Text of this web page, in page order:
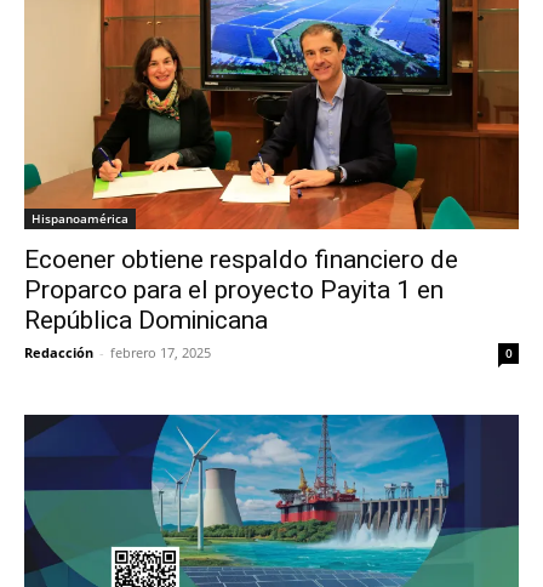
Hispanoamérica
Ecoener obtiene respaldo financiero de
Proparco para el proyecto Payita 1 en
República Dominicana
Redacción - febrero 17, 2025 0